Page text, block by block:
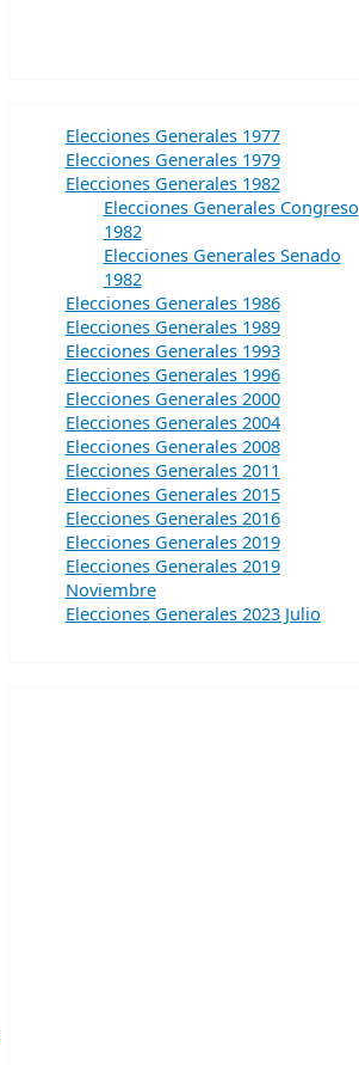
Elecciones Generales 1977
Elecciones Generales 1979
Elecciones Generales 1982
Elecciones Generales Congreso
1982
Elecciones Generales Senado
1982
Elecciones Generales 1986
Elecciones Generales 1989
Elecciones Generales 1993
Elecciones Generales 1996
Elecciones Generales 2000
Elecciones Generales 2004
Elecciones Generales 2008
Elecciones Generales 2011
Elecciones Generales 2015
Elecciones Generales 2016
Elecciones Generales 2019
Elecciones Generales 2019
Noviembre
Elecciones Generales 2023 Julio